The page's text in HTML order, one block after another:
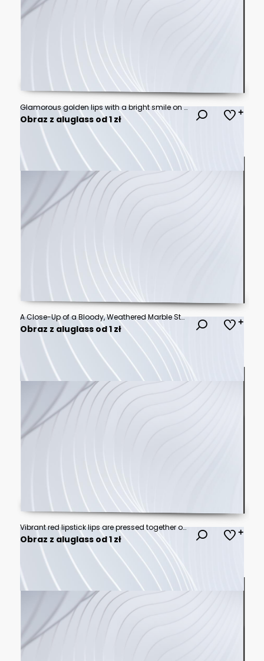
Glamorous golden lips with a bright smile on a white isolated background. PNG
Obraz z aluglass od 1 zł
A Close-Up of a Bloody, Weathered Marble Statue
Obraz z aluglass od 1 zł
Vibrant red lipstick lips are pressed together on a white background
Obraz z aluglass od 1 zł